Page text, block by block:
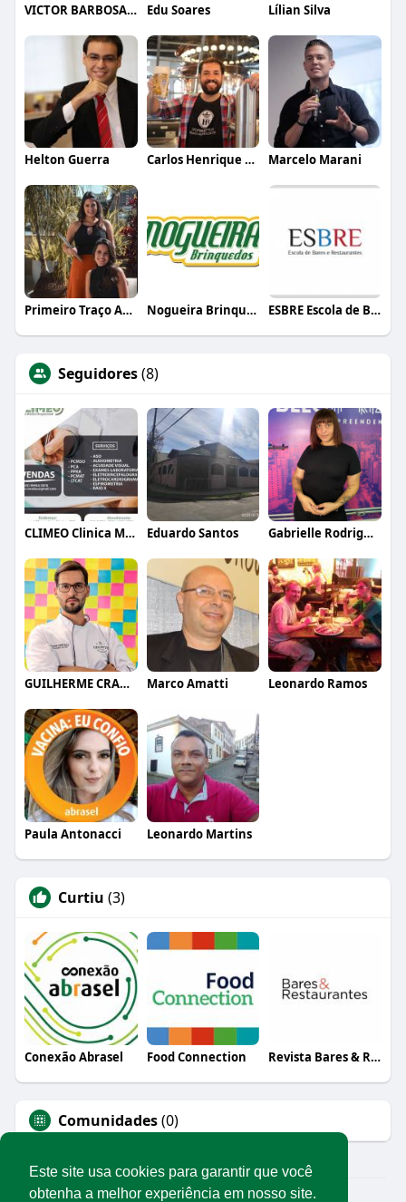
Este site usa cookies para garantir que você
obtenha a melhor experiência em nosso site.
VICTOR BARBOSA QUARANTA Edu Soares Lílian Silva
Helton Guerra Carlos Henrique de Faria Vasconcelos Marcelo Marani
Primeiro Traço Arquitetura Nogueira Brinquedos ESBRE Escola de Bares e Restaurantes
Seguidores(8)
CLIMEO Clinica Médica e Ocupacional Eduardo Santos Gabrielle Rodrigues
GUILHERME CRAMER BALLE Marco Amatti Leonardo Ramos
Paula Antonacci Leonardo Martins
Curtiu (3)
Conexão Abrasel Food Connection Revista Bares & Restaurantes
Comunidades(0)